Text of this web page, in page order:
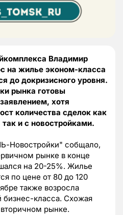
Владимир
на жилье эконом-класса
до докризисного уровня.
рынка готовы
хотя
количества сделок как
и с новостройками.
Новостройки" собщало,
рынке в конце
на 20-25%. Жилье
по цене от 80 до 120
также возросла
бизнес-класса. Схожая
рынке.